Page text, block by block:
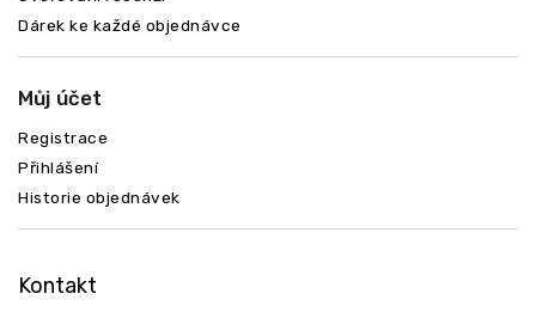
Dárek ke každé objednávce
Můj účet
Registrace
Přihlášení
Historie objednávek
Kontakt